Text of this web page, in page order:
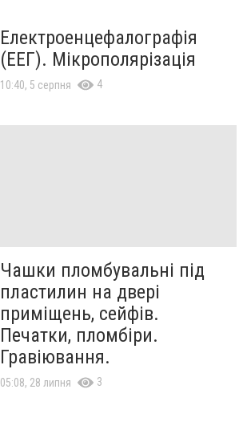
Електроенцефалографія
(ЕЕГ). Мікрополярізація
10:40, 5 серпня 4
Чашки пломбувальні під
пластилин на двері
приміщень, сейфів.
Печатки, пломбіри.
Гравіювання.
05:08, 28 липня 3